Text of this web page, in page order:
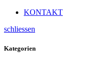
KONTAKT
schliessen
Kategorien